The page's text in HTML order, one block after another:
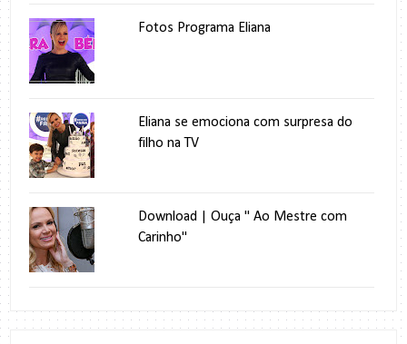
Fotos Programa Eliana
Eliana se emociona com surpresa do
filho na TV
Download | Ouça " Ao Mestre com
Carinho"